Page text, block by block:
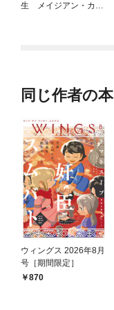
生 メイジアン・カン
同じ作者の本
ウィングス 2026年8月
号［期間限定］
870